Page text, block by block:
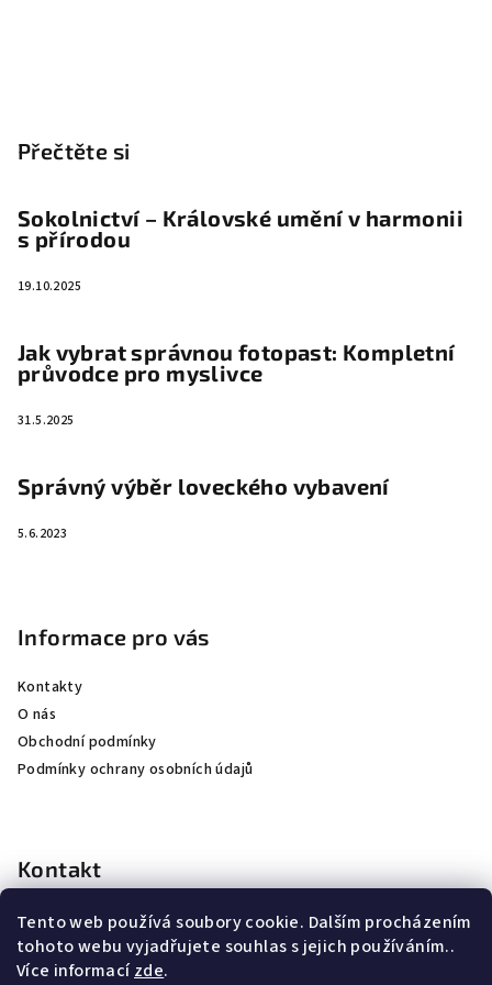
Tento web používá soubory cookie. Dalším procházením
tohoto webu vyjadřujete souhlas s jejich používáním..
Více informacízde.
Přečtěte si
Sokolnictví – Královské umění v harmonii
s přírodou
19.10.2025
Jak vybrat správnou fotopast: Kompletní
průvodce pro myslivce
31.5.2025
Správný výběr loveckého vybavení
5.6.2023
Informace pro vás
Kontakty
O nás
Obchodní podmínky
Podmínky ochrany osobních údajů
Kontakt
kubicek@jkhunting.cz
+420 607250155